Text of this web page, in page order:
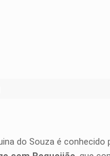
do Souza é